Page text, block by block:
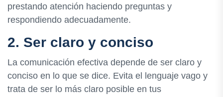
prestando atención haciendo preguntas y
respondiendo adecuadamente.
2. Ser claro y conciso
La comunicación efectiva depende de ser claro y
conciso en lo que se dice. Evita el lenguaje vago y
trata de ser lo más claro posible en tus